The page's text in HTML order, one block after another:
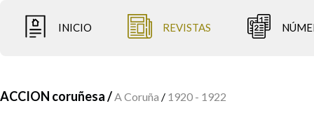
INICIO REVISTAS
ACCION coruñesa /A Coruña / 1920 - 1922